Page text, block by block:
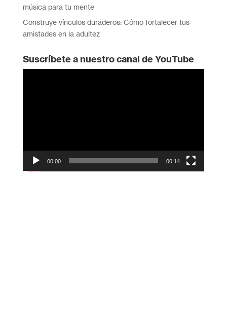
música para tu mente
Construye vínculos duraderos: Cómo fortalecer tus
amistades en la adultez
Suscríbete a nuestro canal de YouTube
00:00 00:14